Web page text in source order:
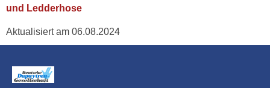
und Ledderhose
Aktualisiert am 06.08.2024